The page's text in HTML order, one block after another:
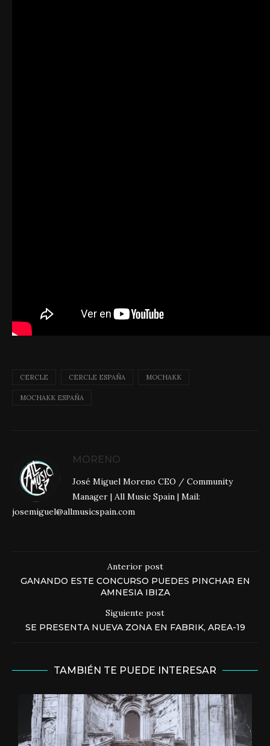
CERCLE CERCLE ESPAÑA MOCHAKK
MOCHAKK ESPAÑA
MORENO
José Miguel Moreno CEO / Community
Manager | All Music Spain | Mail:
josemiguel@allmusicspain.com
Anterior post
GANANDO ESTE CONCURSO PUEDES PINCHAR EN
AMNESIA IBIZA
Siguiente post
SE PRESENTA NUEVA ZONA EN FABRIK, AREA-19
TAMBIÉN TE PUEDE INTERESAR